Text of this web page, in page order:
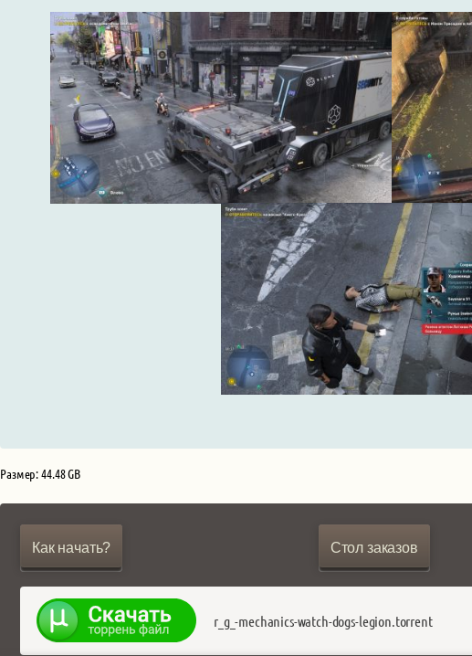
Размер: 44.48 GB
Как начать? Стол заказов
r_g_-mechanics-watch-dogs-legion.torrent